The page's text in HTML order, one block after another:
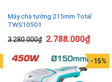
Máy chà tường 215mm Total
TWS10501
3.280.000₫ 2.788.000₫
-15%